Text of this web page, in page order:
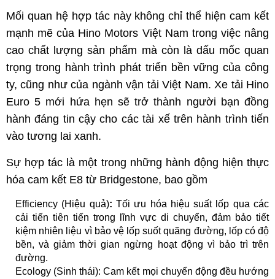
Mối quan hệ hợp tác này không chỉ thể hiện cam kết
mạnh mẽ của Hino Motors Việt Nam trong việc nâng
cao chất lượng sản phẩm mà còn là dấu mốc quan
trọng trong hành trình phát triển bền vững của công
ty, cũng như của ngành vận tải Việt Nam. Xe tải Hino
Euro 5 mới hứa hẹn sẽ trở thành người bạn đồng
hành đáng tin cậy cho các tài xế trên hành trình tiến
vào tương lai xanh.
Sự hợp tác là một trong những hành động hiện thực
hóa cam kết E8 từ Bridgestone, bao gồm
Efficiency (Hiệu quả): Tối ưu hóa hiệu suất lốp qua các
cải tiến tiên tiến trong lĩnh vực di chuyển, đảm bảo tiết
kiệm nhiên liệu vì bảo vệ lốp suốt quãng đường, lốp có độ
bền, và giảm thời gian ngừng hoạt động vì bảo trì trên
đường.
Ecology (Sinh thái): Cam kết mọi chuyển động đều hướng